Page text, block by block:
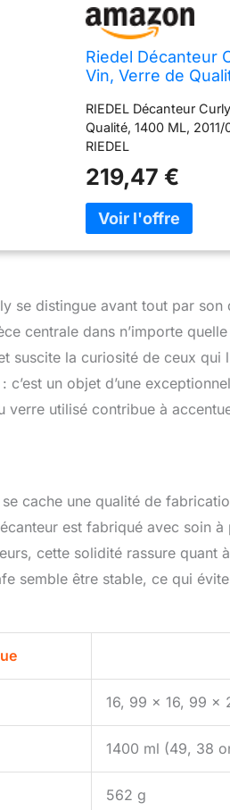
Riedel Décanteur
Vin, Verre de
RIEDEL Décanteur
Qualité, 1400 ML,
RIEDEL
219,47 €
se distingue avant tout par
centrale dans n’importe
suscite la curiosité de ceux qui
c’est un objet d’une
verre utilisé contribue à
cache une qualité de
est fabriqué avec soin
cette solidité rassure quant
semble être stable, ce qui
16, 99 x 16, 99 x
1400 ml (49, 38
562 g